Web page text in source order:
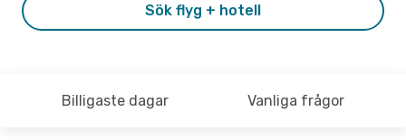
Sök flyg + hotell
Billigaste dagar Vanliga frågor